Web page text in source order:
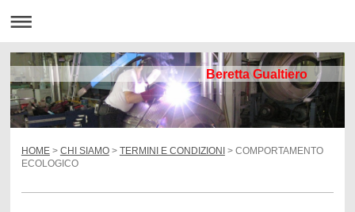
Beretta Gualtiero
HOME> CHI SIAMO> TERMINI E CONDIZIONI> COMPORTAMENTO
ECOLOGICO